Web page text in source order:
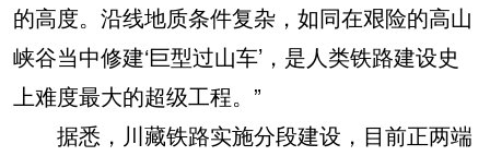
的高度。沿线地质条件复杂，如同在艰险的高山
峡谷当中修建‘巨型过山车’，是人类铁路建设史
上难度最大的超级工程。”
据悉，川藏铁路实施分段建设，目前正两端